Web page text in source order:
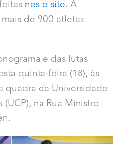
neste site. A
de 900 atletas
e das lutas
quinta-feira (18), às
quadra da Universidade
na Rua Ministro